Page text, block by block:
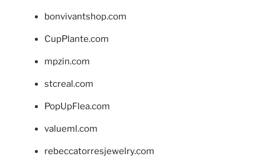
bonvivantshop.com
CupPlante.com
mpzin.com
stcreal.com
PopUpFlea.com
valueml.com
rebeccatorresjewelry.com